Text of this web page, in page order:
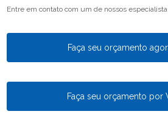
Entre em contato com um de nossos
Faça seu orçamento
Faça seu orçamento por